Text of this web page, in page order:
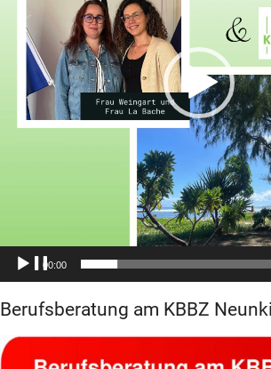
00:00
Berufsberatung am KBBZ